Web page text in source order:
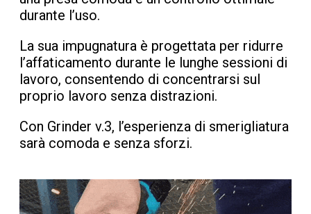
durante l’uso.
La sua impugnatura è progettata per ridurre
l’affaticamento durante le lunghe sessioni di
lavoro, consentendo di concentrarsi sul
proprio lavoro senza distrazioni.
Con Grinder v.3, l’esperienza di smerigliatura
sarà comoda e senza sforzi.